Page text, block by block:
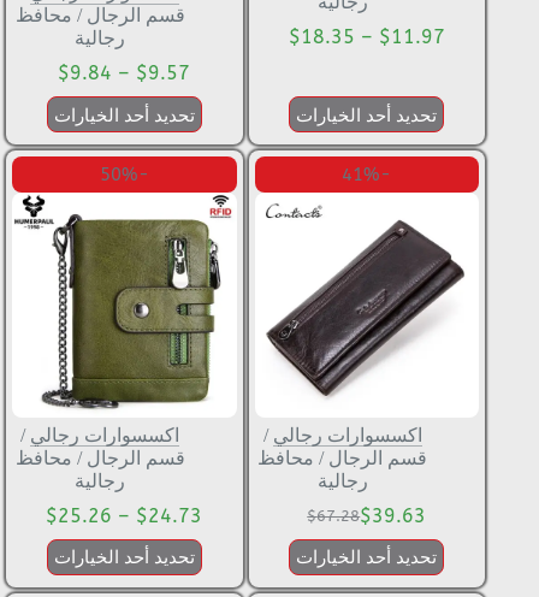
$11.97
–
$18.35
تحديد أحد الخيارات
قسم الرجال / محافظ
رجالية
$9.57
–
$9.84
تحديد أحد الخيارات
-41%
اكسسوارات رجالي /
قسم الرجال / محافظ
رجالية
$67.28$39.63
تحديد أحد الخيارات
-50%
اكسسوارات رجالي /
قسم الرجال / محافظ
رجالية
$24.73
–
$25.26
تحديد أحد الخيارات